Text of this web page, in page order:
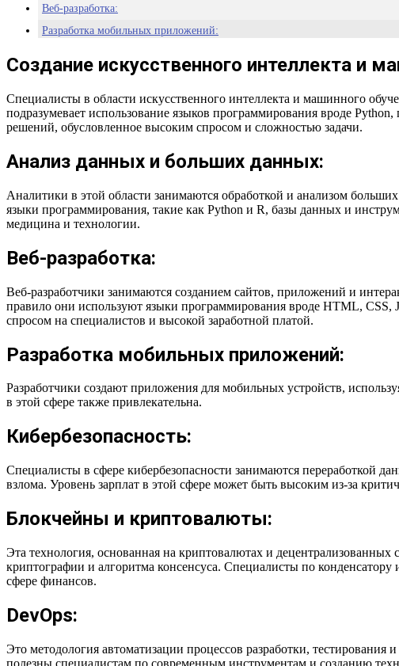
Веб-разработка:
Разработка мобильных приложений:
Блокчейны и криптовалюты:
DevOps:
Создание искусственного интеллекта и
Специалисты в области искусственного интеллекта и машинного
подразумевает использование языков программирования вроде
решений, обусловленное высоким спросом и сложностью задачи.
Анализ данных и больших данных:
Аналитики в этой области занимаются обработкой и анализом
языки программирования, такие как Python и R, базы данных и
медицина и технологии.
Веб-разработка:
Веб-разработчики занимаются созданием сайтов, приложений и
правило они используют языки программирования вроде HTML,
спросом на специалистов и высокой заработной платой.
Разработка мобильных приложений:
Разработчики создают приложения для мобильных устройств,
в этой сфере также привлекательна.
Кибербезопасность:
Специалисты в сфере кибербезопасности занимаются переработкой
взлома. Уровень зарплат в этой сфере может быть высоким из-за
Блокчейны и криптовалюты:
Эта технология, основанная на криптовалютах и
криптографии и алгоритма консенсуса. Специалисты по
сфере финансов.
DevOps:
Это методология автоматизации процессов разработки,
полезны специалистам по современным инструментам и созданию